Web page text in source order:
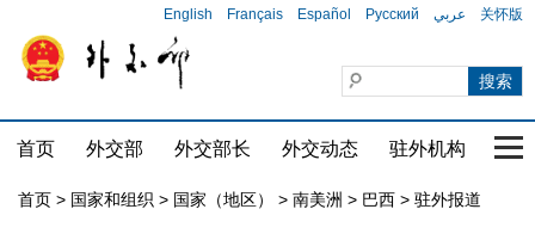
English Français Español Русский عربي 关怀版
首页 外交部 外交部长 外交动态 驻外机构 国
首页 > 国家和组织 > 国家（地区） > 南美洲 > 巴西 > 驻外报道